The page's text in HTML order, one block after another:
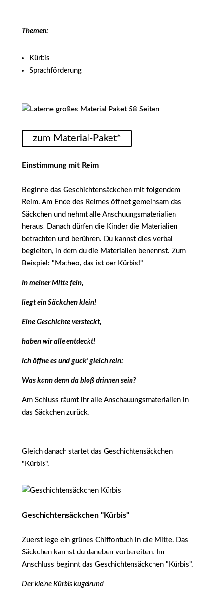
Themen:
Kürbis
Sprachförderung
zum Material-Paket*
Einstimmung mit Reim
Beginne das Geschichtensäckchen mit folgendem
Reim. Am Ende des Reimes öffnet gemeinsam das
Säckchen und nehmt alle Anschuungsmaterialien
heraus. Danach dürfen die Kinder die Materialien
betrachten und berühren. Du kannst dies verbal
begleiten, in dem du die Materialien benennst. Zum
Beispiel: "Matheo, das ist der Kürbis!"
In meiner Mitte fein,
liegt ein Säckchen klein!
Eine Geschichte versteckt,
haben wir alle entdeckt!
Ich öffne es und guck' gleich rein:
Was kann denn da bloß drinnen sein?
Am Schluss räumt ihr alle Anschauungsmaterialien in
das Säckchen zurück.
Gleich danach startet das Geschichtensäckchen
"Kürbis".
Geschichtensäckchen "Kürbis"
Zuerst lege ein grünes Chiffontuch in die Mitte. Das
Säckchen kannst du daneben vorbereiten. Im
Anschluss beginnt das Geschichtensäckchen "Kürbis".
Der kleine Kürbis kugelrund